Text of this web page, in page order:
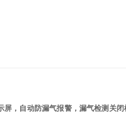
屏，自动防漏气报警，漏气检测关闭